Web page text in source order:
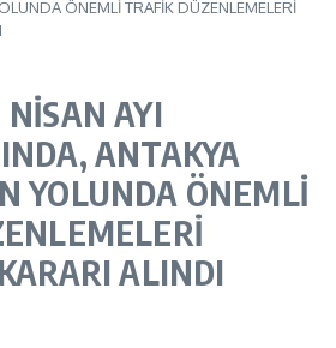
ÖNEMLİ TRAFİK DÜZENLEMELERİ
NİSAN AYI
ANTAKYA
YOLUNDA ÖNEMLİ
ALINDI